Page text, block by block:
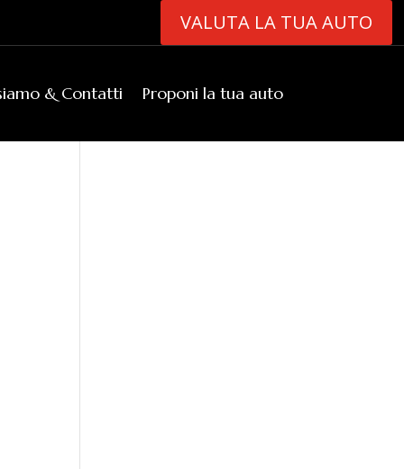
VALUTA LA TUA AUTO
& Contatti Proponi la tua auto